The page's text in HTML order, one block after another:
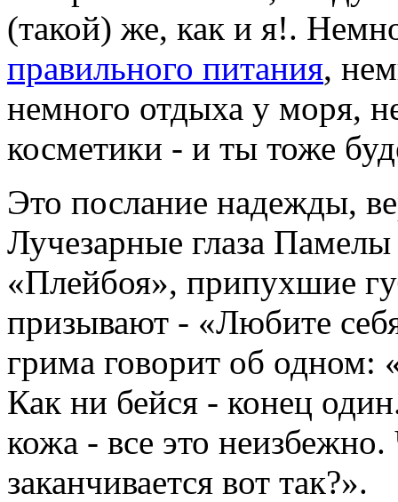
(такой) же, как и я!.
правильного питания,
немного отдыха у моря,
косметики - и ты тоже
Это послание надежды,
Лучезарные глаза
«Плейбоя», припухшие
призывают - «Любите
грима говорит об одном:
Как ни бейся - конец
кожа - все это
заканчивается вот так?».